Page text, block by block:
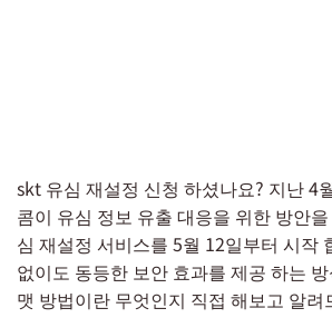
skt 유심 재설정 신청 하셨나요? 지난 4
콤이 유심 정보 유출 대응을 위한 방안
심 재설정 서비스를 5월 12일부터 시작
없이도 동등한 보안 효과를 제공 하는
맷 방법이란 무엇인지 직접 해보고 알려